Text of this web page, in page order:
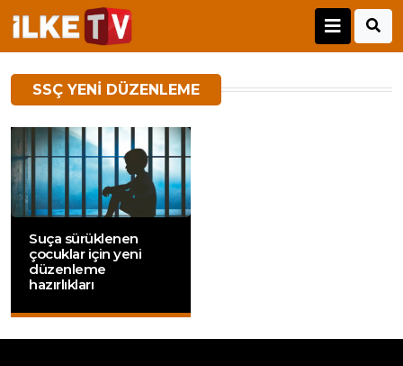
SSÇ YENI DÜZENLEME
Suça sürüklenen
çocuklar için yeni
düzenleme
hazırlıkları